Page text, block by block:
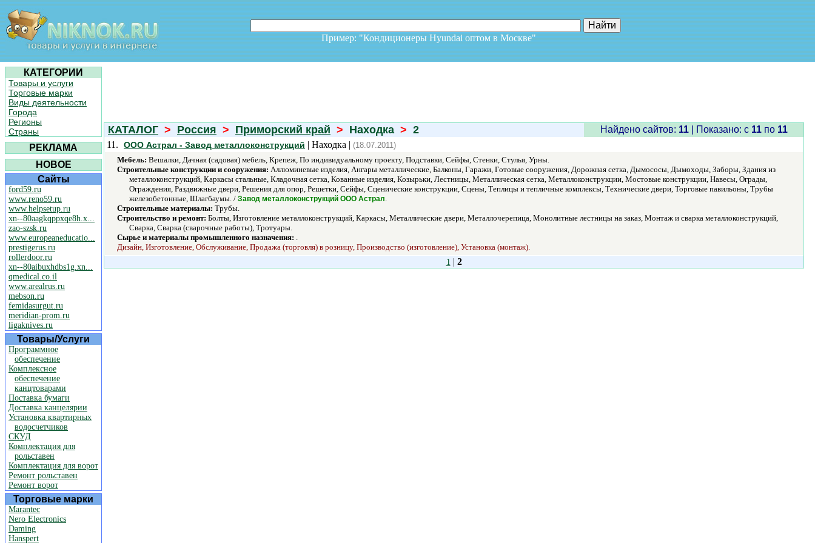
Пример: "Кондиционеры Hyundai оптом в Москве"
КАТЕГОРИИ
Товары и услуги
Торговые марки
Виды деятельности
Города
Регионы
Страны
РЕКЛАМА
НОВОЕ
Сайты
ford59.ru
www.reno59.ru
www.helpsetup.ru
xn--80aagkqppxqe8h.x...
zao-szsk.ru
www.europeaneducatio...
prestigerus.ru
rollerdoor.ru
xn--80aibuxhdbs1g.xn...
qmedical.co.il
www.arealrus.ru
mebson.ru
femidasurgut.ru
meridian-prom.ru
ligaknives.ru
Товары/Услуги
Программное
обеспечение
Комплексное
обеспечение
канцтоварами
Поставка бумаги
Доставка канцелярии
Установка квартирных
водосчетчиков
СКУД
Комплектация для
рольставен
Комплектация для ворот
Ремонт рольставен
Ремонт ворот
Торговые марки
Marantec
Nero Electronics
Daming
Hanspert
КАТАЛОГ > Россия > Приморский край > Находка > 2 Найдено сайтов: 11| Показано: c 11по 11
11.
ООО Астрал - Завод металлоконструкций | Находка | (18.07.2011)
Мебель: Вешалки, Дачная (садовая) мебель, Крепеж, По индивидуальному проекту, Подставки, Сейфы, Стенки, Стулья, Урны.
Строительные конструкции и сооружения: Аллюминевые изделия, Ангары металлические, Балконы, Гаражи, Готовые сооружения, Дорожная сетка, Дымососы, Дымоходы, Заборы, Здания из
металлоконструкций, Каркасы стальные, Кладочная сетка, Кованные изделия, Козырьки, Лестницы, Металлическая сетка, Металлоконструкции, Мостовые конструкции, Навесы, Ограды,
Ограждения, Раздвижные двери, Решения для опор, Решетки, Сейфы, Сценические конструкции, Сцены, Теплицы и тепличные комплексы, Технические двери, Торговые павильоны, Трубы
железобетонные, Шлагбаумы. / Завод металлоконструкций ООО Астрал.
Строительные материалы: Трубы.
Строительство и ремонт: Болты, Изготовление металлоконструкций, Каркасы, Металлические двери, Металлочерепица, Монолитные лестницы на заказ, Монтаж и сварка металлоконструкций,
Сварка, Сварка (сварочные работы), Тротуары.
Сырье и материалы промышленного назначения: .
Дизайн, Изготовление, Обслуживание, Продажа (торговля) в розницу, Производство (изготовление), Установка (монтаж).
1 | 2